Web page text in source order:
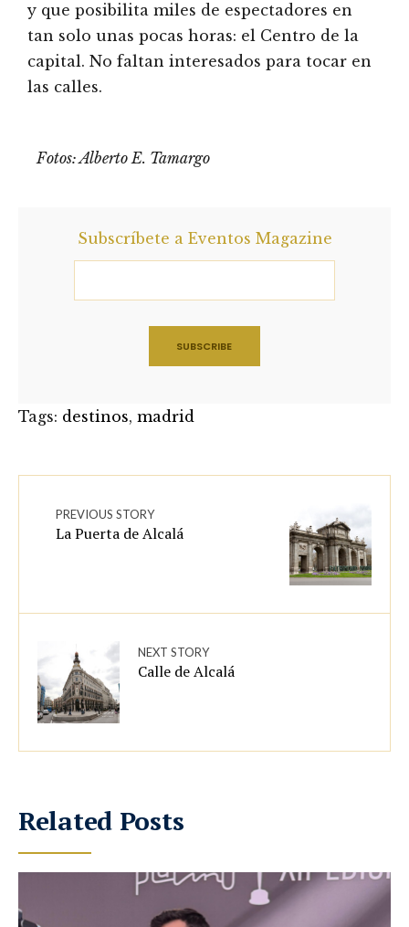
y que posibilita miles de espectadores en
tan solo unas pocas horas: el Centro de la
capital. No faltan interesados para tocar en
las calles.
Fotos: Alberto E. Tamargo
Subscríbete a Eventos Magazine
Tags: destinos, madrid
PREVIOUS STORY
La Puerta de Alcalá
NEXT STORY
Calle de Alcalá
Related Posts